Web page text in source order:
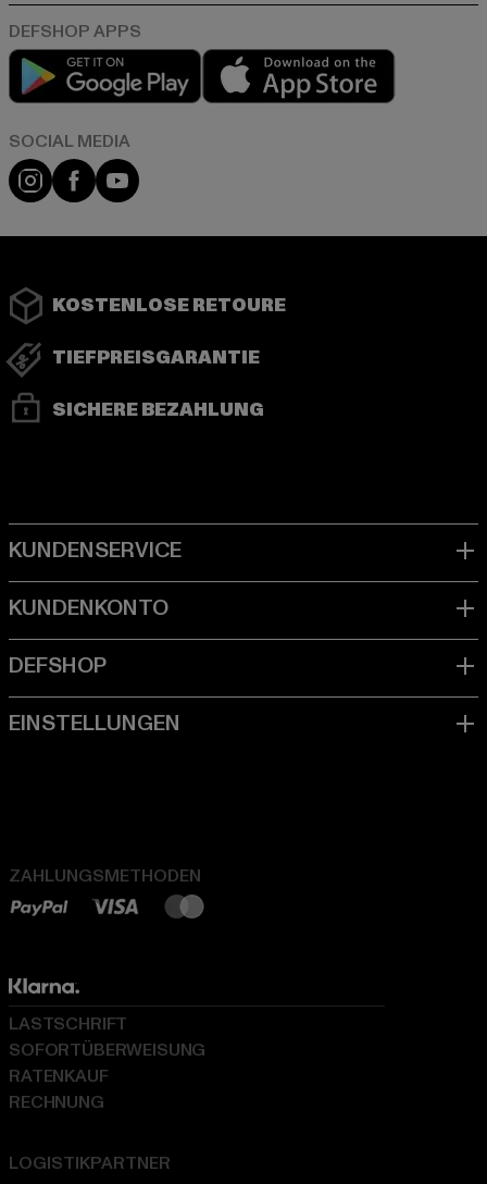
Play market
Instagram
FacebookYouTube
KOSTENLOSE RETOURE
TIEFPREISGARANTIE
SICHERE BEZAHLUNG
ZAHLUNGSMETHODEN
LOGISTIKPARTNER
LASTSCHRIFT
SOFORTÜBERWEISUNG
RATENKAUF
RECHNUNG